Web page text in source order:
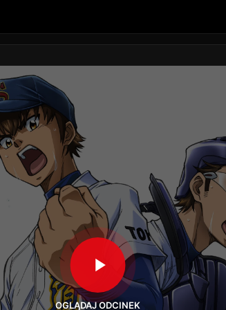
OGLĄDAJ ODCINEK